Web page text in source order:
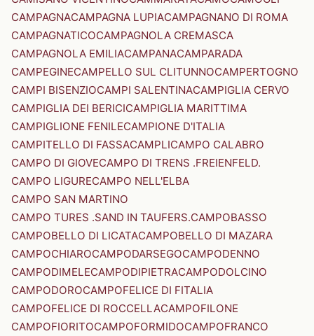
CAMPAGNACAMPAGNA LUPIACAMPAGNANO DI ROMA
CAMPAGNATICOCAMPAGNOLA CREMASCA
CAMPAGNOLA EMILIACAMPANACAMPARADA
CAMPEGINECAMPELLO SUL CLITUNNOCAMPERTOGNO
CAMPI BISENZIOCAMPI SALENTINACAMPIGLIA CERVO
CAMPIGLIA DEI BERICICAMPIGLIA MARITTIMA
CAMPIGLIONE FENILECAMPIONE D'ITALIA
CAMPITELLO DI FASSACAMPLICAMPO CALABRO
CAMPO DI GIOVECAMPO DI TRENS .FREIENFELD.
CAMPO LIGURECAMPO NELL'ELBA
CAMPO SAN MARTINO
CAMPO TURES .SAND IN TAUFERS.CAMPOBASSO
CAMPOBELLO DI LICATACAMPOBELLO DI MAZARA
CAMPOCHIAROCAMPODARSEGOCAMPODENNO
CAMPODIMELECAMPODIPIETRACAMPODOLCINO
CAMPODOROCAMPOFELICE DI FITALIA
CAMPOFELICE DI ROCCELLACAMPOFILONE
CAMPOFIORITOCAMPOFORMIDOCAMPOFRANCO